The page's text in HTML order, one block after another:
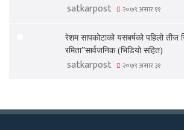
satkarpost २०७९ असार ११
रेशम सापकोटाको यसबर्षको पहिलो तीज
रमिता”सार्वजनिक (भिडियो सहित)
satkarpost २०७९ असार ३१